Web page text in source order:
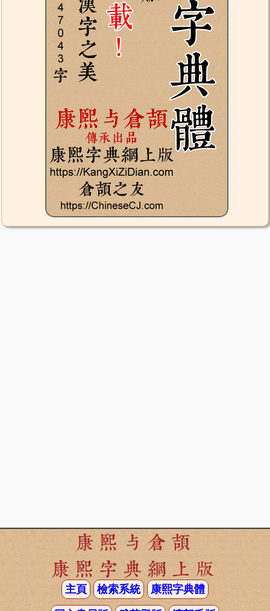
康熙与倉頡
康熙字典網上版
主頁 檢索系統 康熙字典體